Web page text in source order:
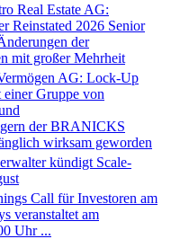
Real Estate AG:
Reinstated 2026 Senior
der
mit großer Mehrheit
AG: Lock-Up
Gruppe von
der BRANICKS
wirksam geworden
kündigt Scale-
Call für Investoren am
veranstaltet am
Uhr ...